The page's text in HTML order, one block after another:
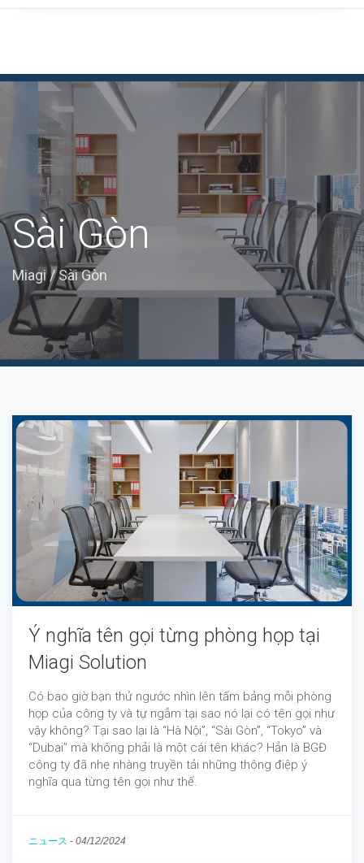
Sài Gòn
Miagi/Sài Gòn
Ý nghĩa tên gọi từng phòng họp tại
Miagi Solution
Có bao giờ bạn thử ngước nhìn lên tấm bảng mỗi phòng
họp của công ty và tự ngẫm tại sao nó lại có tên gọi như
vậy không? Tại sao lại là “Hà Nội”, “Sài Gòn”, “Tokyo” và
“Dubai” mà không phải là một cái tên khác? Hẳn là BGĐ
công ty đã nhẹ nhàng truyền tải những thông điệp ý
nghĩa qua từng tên gọi như thế.
ニュース - 04/12/2024